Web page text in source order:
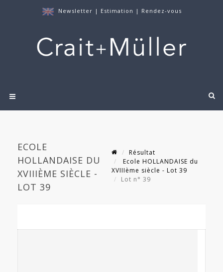
Newsletter | Estimation | Rendez-vous
ECOLE
HOLLANDAISE DU
XVIIIÈME SIÈCLE -
LOT 39
Résultat
Ecole HOLLANDAISE du
XVIIIème siècle - Lot 39
Lot n° 39